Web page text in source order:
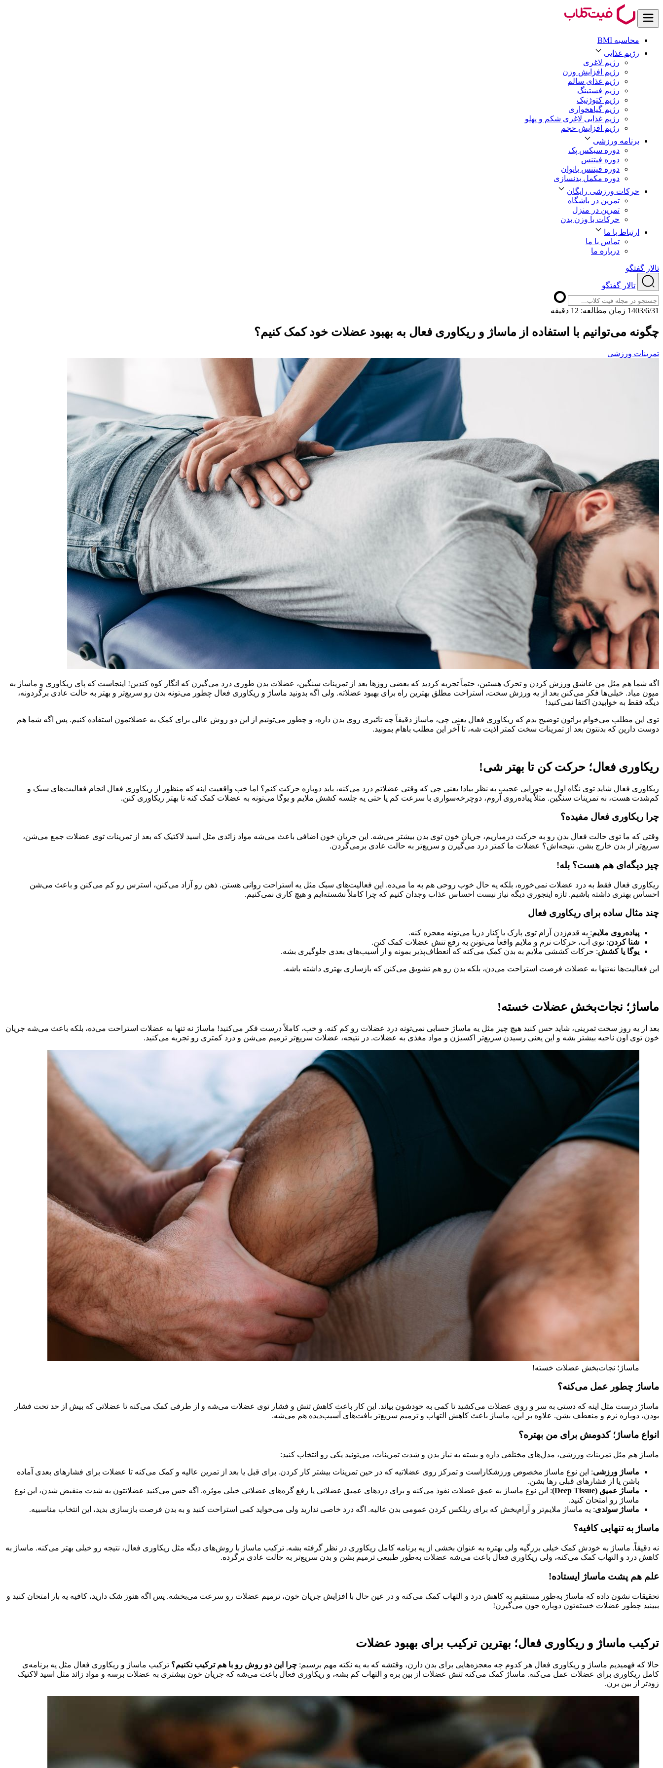
محاسبه BMI
رژیم غذایی
رژیم لاغری
رژیم افزایش وزن
رژیم غذای سالم
رژیم فستینگ
رژیم کتوژنیک
رژیم گیاهخواری
رژیم غذایی لاغری شکم و پهلو
رژیم افزایش حجم
برنامه ورزشی
دوره سیکس پک
دوره فیتنس
دوره فیتنس بانوان
دوره مکمل بدنسازی
حرکات ورزشی رایگان
تمرین در باشگاه
تمرین در منزل
حرکات با وزن بدن
ارتباط با ما
تماس با ما
درباره ما
تالار گفتگو
تالار گفتگو
1403/6/31 ﺯﻣﺎﻥ ﻣﻄﺎﻟﻌﻪ: 12 دقیقه
چگونه می‌توانیم با استفاده از ماساژ و ریکاوری فعال به بهبود عضلات خود کمک کنیم؟
تمرینات ورزشی
اگه شما هم مثل من عاشق ورزش کردن و تحرک هستین، حتماً تجربه کردید که بعضی روزها بعد از تمرینات سنگین، عضلات بدن طوری درد می‌گیرن که انگار کوه کندین! اینجاست که پای ریکاوری و ماساژ به
میون میاد. خیلی‌ها فکر می‌کنن بعد از یه ورزش سخت، استراحت مطلق بهترین راه برای بهبود عضلاته. ولی اگه بدونید ماساژ و ریکاوری فعال چطور می‌تونه بدن رو سریع‌تر و بهتر به حالت عادی برگردونه،
دیگه فقط به خوابیدن اکتفا نمی‌کنید!
توی این مطلب می‌خوام براتون توضیح بدم که ریکاوری فعال یعنی چی، ماساژ دقیقاً چه تاثیری روی بدن داره، و چطور می‌تونیم از این دو روش عالی برای کمک به عضلاتمون استفاده کنیم. پس اگه شما هم
دوست دارین که بدنتون بعد از تمرینات سخت کمتر اذیت شه، تا آخر این مطلب باهام بمونید.
ریکاوری فعال؛ حرکت کن تا بهتر شی!
ریکاوری فعال شاید توی نگاه اول یه جورایی عجیب به نظر بیاد! یعنی چی که وقتی عضلاتم درد می‌کنه، باید دوباره حرکت کنم؟ اما خب واقعیت اینه که منظور از ریکاوری فعال انجام فعالیت‌های سبک و
کم‌شدت هست، نه تمرینات سنگین. مثلاً پیاده‌روی آروم، دوچرخه‌سواری با سرعت کم یا حتی یه جلسه کشش ملایم و یوگا می‌تونه به عضلات کمک کنه تا بهتر ریکاوری کنن.
چرا ریکاوری فعال مفیده؟
وقتی که ما توی حالت فعال بدن رو به حرکت درمیاریم، جریان خون توی بدن بیشتر می‌شه. این جریان خون اضافی باعث می‌شه مواد زائدی مثل اسید لاکتیک که بعد از تمرینات توی عضلات جمع می‌شن،
سریع‌تر از بدن خارج بشن. نتیجه‌اش؟ عضلات ما کمتر درد می‌گیرن و سریع‌تر به حالت عادی برمی‌گردن.
چیز دیگه‌ای هم هست؟ بله!
ریکاوری فعال فقط به درد عضلات نمی‌خوره، بلکه یه حال خوب روحی هم به ما می‌ده. این فعالیت‌های سبک مثل یه استراحت روانی هستن. ذهن رو آزاد می‌کنن، استرس رو کم می‌کنن و باعث می‌شن
احساس بهتری داشته باشیم. تازه اینجوری دیگه نیاز نیست احساس عذاب وجدان کنیم که چرا کاملاً نشسته‌ایم و هیچ کاری نمی‌کنیم.
چند مثال ساده برای ریکاوری فعال
پیاده‌روی ملایم: یه قدم‌زدن آرام توی پارک یا کنار دریا می‌تونه معجزه کنه.
شنا کردن: توی آب، حرکات نرم و ملایم واقعاً می‌تونن به رفع تنش عضلات کمک کنن.
یوگا یا کشش: حرکات کششی ملایم به بدن کمک می‌کنه که انعطاف‌پذیر بمونه و از آسیب‌های بعدی جلوگیری بشه.
این فعالیت‌ها نه‌تنها به عضلات فرصت استراحت می‌دن، بلکه بدن رو هم تشویق می‌کنن که بازسازی بهتری داشته باشه.
ماساژ؛ نجات‌بخش عضلات خسته!
بعد از یه روز سخت تمرینی، شاید حس کنید هیچ چیز مثل یه ماساژ حسابی نمی‌تونه درد عضلات رو کم کنه. و خب، کاملاً درست فکر می‌کنید! ماساژ نه تنها به عضلات استراحت می‌ده، بلکه باعث می‌شه جریان
خون توی اون ناحیه بیشتر بشه و این یعنی رسیدن سریع‌تر اکسیژن و مواد مغذی به عضلات. در نتیجه، عضلات سریع‌تر ترمیم می‌شن و درد کمتری رو تجربه می‌کنید.
ماساژ؛ نجات‌بخش عضلات خسته!
ماساژ چطور عمل می‌کنه؟
ماساژ درست مثل اینه که دستی به سر و روی عضلات می‌کشید تا کمی به خودشون بیاند. این کار باعث کاهش تنش و فشار توی عضلات می‌شه و از طرفی کمک می‌کنه تا عضلاتی که بیش از حد تحت فشار
بودن، دوباره نرم و منعطف بشن. علاوه بر این، ماساژ باعث کاهش التهاب و ترمیم سریع‌تر بافت‌های آسیب‌دیده هم می‌شه.
انواع ماساژ؛ کدومش برای من بهتره؟
ماساژ هم مثل تمرینات ورزشی، مدل‌های مختلفی داره و بسته به نیاز بدن و شدت تمرینات، می‌تونید یکی رو انتخاب کنید:
ماساژ ورزشی: این نوع ماساژ مخصوص ورزشکاراست و تمرکز روی عضلاتیه که در حین تمرینات بیشتر کار کردن. برای قبل یا بعد از تمرین عالیه و کمک می‌کنه تا عضلات برای فشارهای بعدی آماده
باشن یا از فشارهای قبلی رها بشن.
ماساژ عمیق (Deep Tissue)
: این نوع ماساژ به عمق عضلات نفوذ می‌کنه و برای دردهای عمیق عضلانی یا رفع گره‌های عضلانی خیلی موثره. اگه حس می‌کنید عضلاتتون به شدت منقبض شدن، این نوع
ماساژ رو امتحان کنید.
ماساژ سوئدی: یه ماساژ ملایم‌تر و آرام‌بخش که برای ریلکس کردن عمومی بدن عالیه. اگه درد خاصی ندارید ولی می‌خواید کمی استراحت کنید و به بدن فرصت بازسازی بدید، این انتخاب مناسبیه.
ماساژ به تنهایی کافیه؟
نه دقیقاً. ماساژ به خودش کمک خیلی بزرگیه ولی بهتره به عنوان بخشی از یه برنامه کامل ریکاوری در نظر گرفته بشه. ترکیب ماساژ با روش‌های دیگه مثل ریکاوری فعال، نتیجه رو خیلی بهتر می‌کنه. ماساژ به
کاهش درد و التهاب کمک می‌کنه، ولی ریکاوری فعال باعث می‌شه عضلات به‌طور طبیعی ترمیم بشن و بدن سریع‌تر به حالت عادی برگرده.
علم هم پشت ماساژ ایستاده!
تحقیقات نشون داده که ماساژ به‌طور مستقیم به کاهش درد و التهاب کمک می‌کنه و در عین حال با افزایش جریان خون، ترمیم عضلات رو سرعت می‌بخشه. پس اگه هنوز شک دارید، کافیه یه بار امتحان کنید و
ببینید چطور عضلات خسته‌تون دوباره جون می‌گیرن!
ترکیب ماساژ و ریکاوری فعال؛ بهترین ترکیب برای بهبود عضلات
حالا که فهمیدیم ماساژ و ریکاوری فعال هر کدوم چه معجزه‌هایی برای بدن دارن، وقتشه که به یه نکته مهم برسیم: چرا این دو روش رو با هم ترکیب نکنیم؟ ترکیب ماساژ و ریکاوری فعال مثل یه برنامه‌ی
کامل ریکاوری برای عضلات عمل می‌کنه. ماساژ کمک می‌کنه تنش عضلات از بین بره و التهاب کم بشه، و ریکاوری فعال باعث می‌شه که جریان خون بیشتری به عضلات برسه و مواد زائد مثل اسید لاکتیک
زودتر از بین برن.